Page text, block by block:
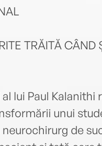
TRĂITĂ CÂND
lui Paul Kalanithi
unui
de